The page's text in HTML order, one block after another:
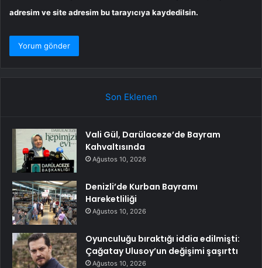
adresim ve site adresim bu tarayıcıya kaydedilsin.
Son Eklenen
Vali Gül, Darülaceze’de Bayram
Kahvaltısında
Ağustos 10, 2026
Denizli’de Kurban Bayramı
Hareketliliği
Ağustos 10, 2026
Oyunculuğu bıraktığı iddia edilmişti:
Çağatay Ulusoy’un değişimi şaşırttı
Ağustos 10, 2026